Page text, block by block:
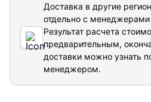
Доставка в другие
отдельно с
Результат расчета
предварительным,
доставки можно узнать
менеджером.